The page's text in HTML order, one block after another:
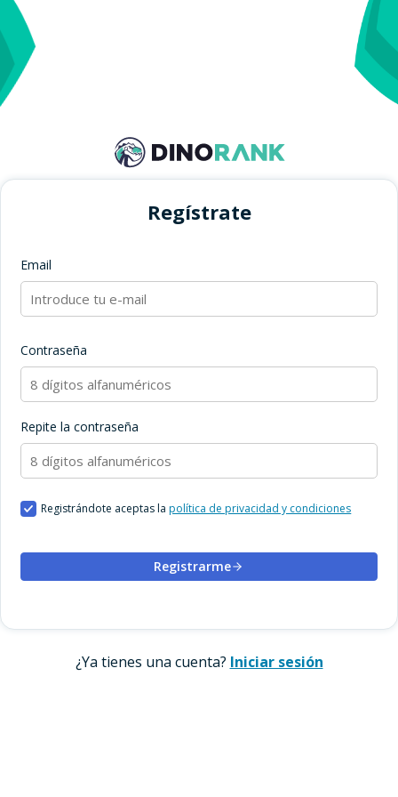
Regístrate
Email
Contraseña
Repite la contraseña
Registrándote aceptas lapolítica de privacidad y condiciones
Registrarme
¿Ya tienes una cuenta? Iniciar sesión